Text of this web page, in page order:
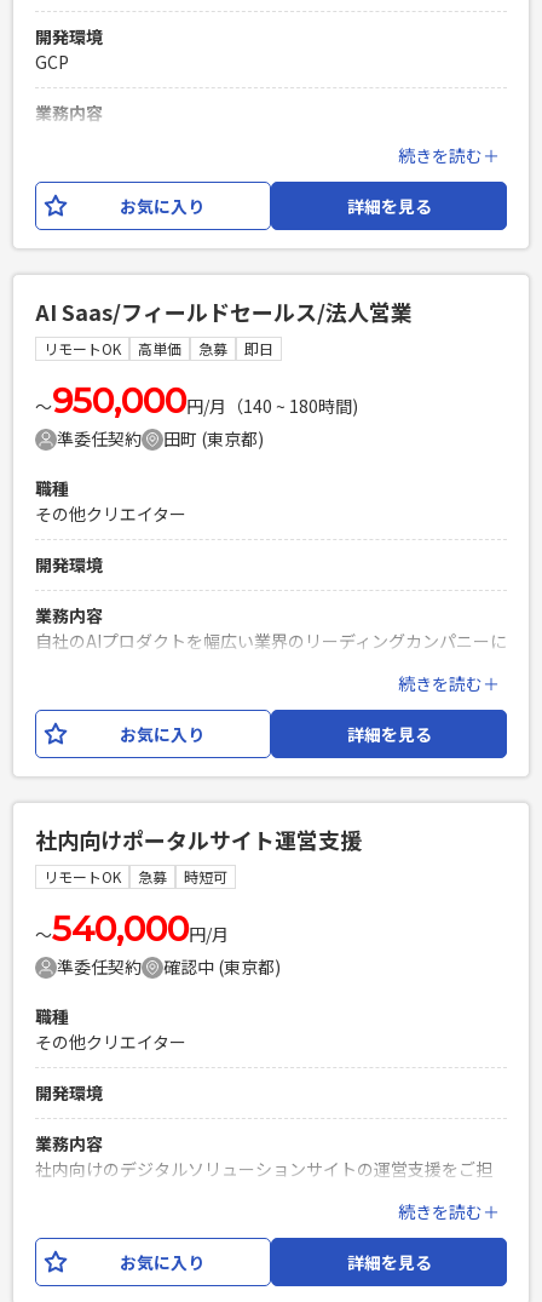
開発環境
GCP
業務内容
Cloud（GCP）を基盤としたシステム構築を行っていただきま
す。 顧客からの要件ヒアリングと企画から、設計・構築、運
用保守と上流から下流まで携わっていただきます。 元請けは
ラウド技術を経験できる機会もございます。 役割はPLや上流
SEレイヤーに該当するため、構築経験のみのPGの方は対象外
となります。
必須スキル
・Google Cloudの新規構築、運用・改善経験がある方 ・現状
件から対応工数及びランニングコストの見積を出せる方
Laravelを用いた開発経験1年以上
続きを読む＋
お気に入り 詳細を見る
AI Saas/フィールドセールス/法人営業
リモートOK 高単価 急募 即日
〜950,000円/月（140 ~ 180時間)
準委任契約
田町 (東京都)
職種
その他クリエイター
開発環境
業務内容
自社のAIプロダクトを幅広い業界のリーディングカンパニーに
集。 今回の募集では、フィールドセールスとしてプロダクト
の新規提案〜導入に注力いただきます。 領域は営業や人材、
医療・介護など様々ございますが、参画いただくプロジェク
クト活用の提案 ・顧客からのフィードバックを基にした、プ
ロダクトチームへの改善提案 最先端のAIプロダクトを通じて
エンタープライズ企業のビジネス変革を支援し、大型案件に
関われる環境です。 顧客の声を事業やプロダクト開発に反映
しながら、事業成長に主体的に関われる点が大きなやりがい
です。
必須スキル
・法人営業経験（5年以上） ・SaaS/ソフトウェア（ITプロダ
クト）の法人営業経験（年数不問） ・コミュニケーション能
力が高く、予期せぬ質問への対応力がある方 ・日常業務でAI
を活用されている方
PHPを用いたWebサービスの開発経験4年以上
続きを読む＋
お気に入り 詳細を見る
社内向けポータルサイト運営支援
リモートOK 急募 時短可
〜540,000円/月
準委任契約
確認中 (東京都)
職種
その他クリエイター
開発環境
業務内容
社内向けのデジタルソリューションサイトの運営支援をご担
成・校正、発信内容の企画・検討です。 Microsoft
365（SharePoint・Copilotエージェント等）を活用しなが
ら、 社内コミュニケーションの活性化や情報発信の推進を支
続きを読む＋
お気に入り 詳細を見る